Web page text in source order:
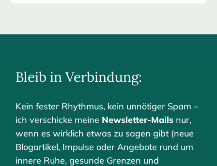
Bleib in Verbindung:
Kein fester Rhythmus, kein unnötiger Spam –
ich verschicke meine Newsletter-Mails nur,
wenn es wirklich etwas zu sagen gibt (neue
Blogartikel, Impulse oder Angebote rund um
innere Ruhe, gesunde Grenzen und